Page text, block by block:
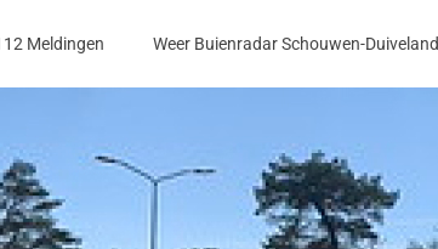
Meldingen Weer Buienradar Schouwen-Duiveland